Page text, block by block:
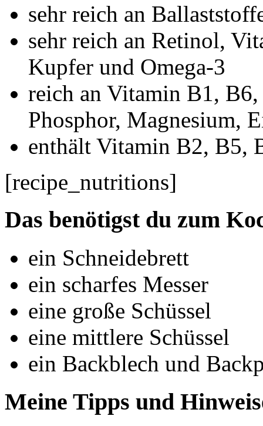
sehr reich an
sehr reich an Retinol,
Kupfer und Omega-3
reich an Vitamin B1,
Phosphor, Magnesium,
enthält Vitamin B2, B5,
[recipe_nutritions]
Das benötigst du zum
ein Schneidebrett
ein scharfes Messer
eine große Schüssel
eine mittlere Schüssel
ein Backblech und
Meine Tipps und